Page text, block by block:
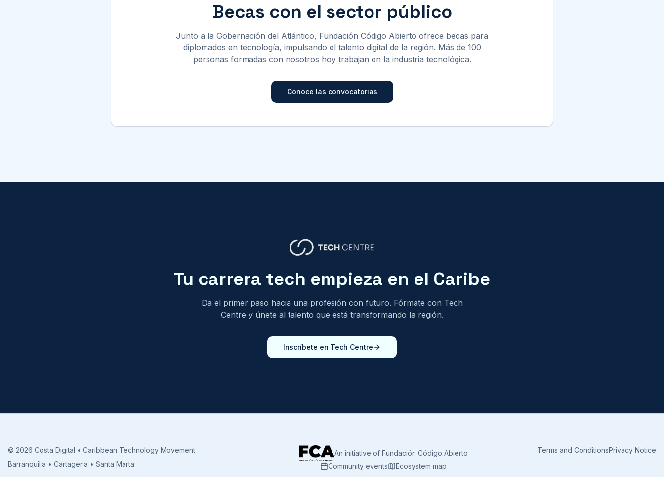
Becas con el sector público
Junto a la Gobernación del Atlántico, Fundación Código Abierto ofrece becas para
diplomados en tecnología, impulsando el talento digital de la región. Más de 100
personas formadas con nosotros hoy trabajan en la industria tecnológica.
Conoce las convocatorias
Tu carrera tech empieza en el Caribe
Da el primer paso hacia una profesión con futuro. Fórmate con Tech
Centre y únete al talento que está transformando la región.
Inscríbete en Tech Centre
© 2026 Costa Digital • Caribbean Technology Movement
Barranquilla • Cartagena • Santa Marta
An initiative of Fundación Código Abierto
Community events
Ecosystem map
Terms and ConditionsPrivacy Notice